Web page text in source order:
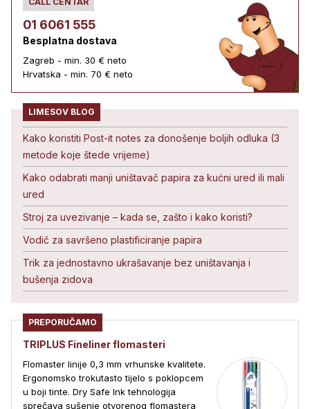
01 6061 555
Besplatna dostava
Zagreb - min. 30 € neto
Hrvatska - min. 70 € neto
LIMESOV BLOG
Kako koristiti Post-it notes za donošenje boljih odluka (3
metode koje štede vrijeme)
Kako odabrati manji uništavač papira za kućni ured ili mali
ured
Stroj za uvezivanje – kada se, zašto i kako koristi?
Vodič za savršeno plastificiranje papira
Trik za jednostavno ukrašavanje bez uništavanja i
bušenja zidova
PREPORUČAMO
TRIPLUS Fineliner flomasteri
Flomaster linije 0,3 mm vrhunske kvalitete.
Ergonomsko trokutasto tijelo s poklopcem
u boji tinte. Dry Safe Ink tehnologija
sprečava sušenje otvorenog flomastera